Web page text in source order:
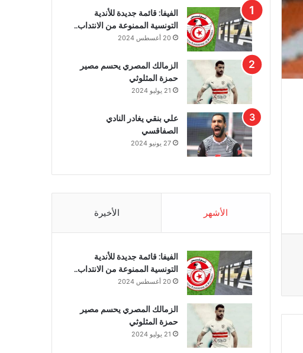
الفيفا: قائمة جديدة للأندية
التونسية الممنوعة من الانتداب..
20 أغسطس 2024
الزمالك المصري يحسم مصير
حمزة المثلوثي
21 يوليو 2024
علي بنقي يغادر النادي
الصفاقسي
27 يونيو 2024
الأشهر الأخيرة
الفيفا: قائمة جديدة للأندية
التونسية الممنوعة من الانتداب..
20 أغسطس 2024
الزمالك المصري يحسم مصير
حمزة المثلوثي
21 يوليو 2024